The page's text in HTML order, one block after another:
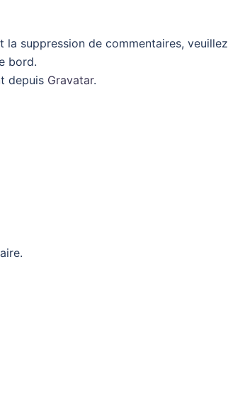
suppression de commentaires, veuillez
bord.
depuis Gravatar.